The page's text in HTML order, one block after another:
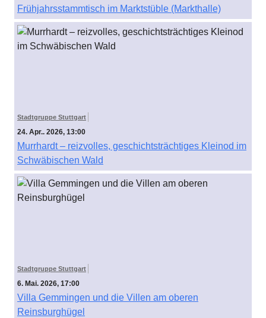
Frühjahrsstammtisch im Marktstüble (Markthalle)
Stadtgruppe Stuttgart
24. Apr.. 2026, 13:00
Murrhardt – reizvolles, geschichtsträchtiges Kleinod im
Schwäbischen Wald
Stadtgruppe Stuttgart
6. Mai. 2026, 17:00
Villa Gemmingen und die Villen am oberen
Reinsburghügel